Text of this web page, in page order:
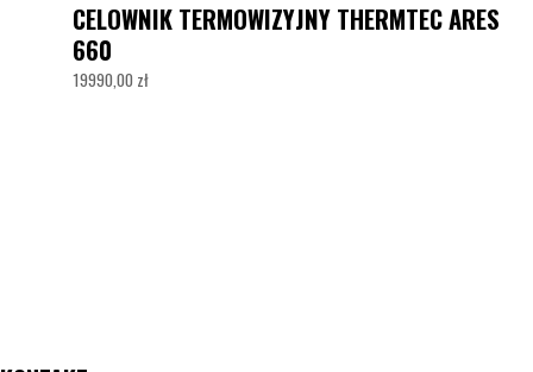
CELOWNIK TERMOWIZYJNY THERMTEC ARES
660
19990,00 zł